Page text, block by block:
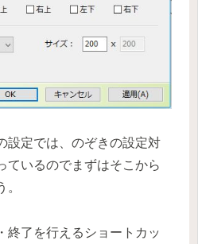
設定では、のぞきの設定対
ているのでまずはそこから
終了を行えるショートカッ